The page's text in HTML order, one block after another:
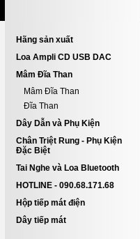
Hãng sản xuất
Loa Ampli CD USB DAC
Mâm Đĩa Than
Mâm Đĩa Than
Đĩa Than
Dây Dẫn và Phụ Kiện
Chân Triệt Rung - Phụ Kiện
Đặc Biệt
Tai Nghe và Loa Bluetooth
HOTLINE - 090.68.171.68
Hộp tiếp mát điện
Dây tiếp mát